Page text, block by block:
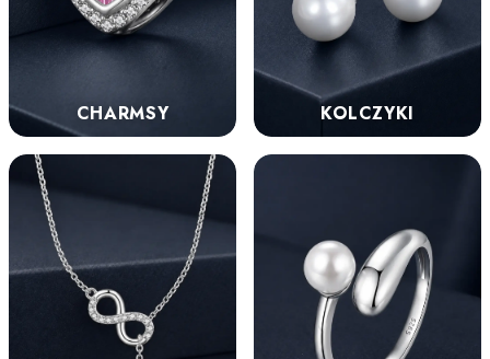
CHARMSY KOLCZYKI